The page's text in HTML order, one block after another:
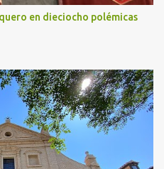
en dieciocho polémicas